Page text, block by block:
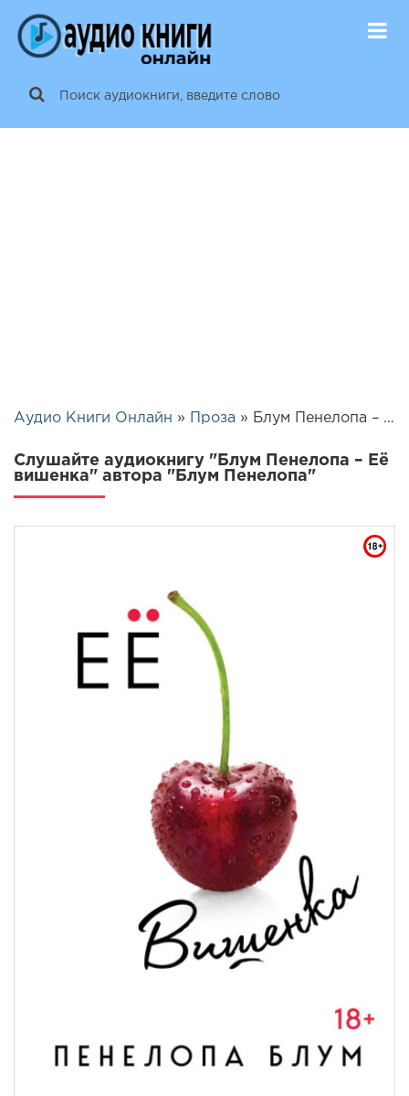
Аудио Книги Онлайн » Проза » Блум Пенелопа – Её вишенка | 26428
Слушайте аудиокнигу "Блум Пенелопа – Её
вишенка" автора "Блум Пенелопа"